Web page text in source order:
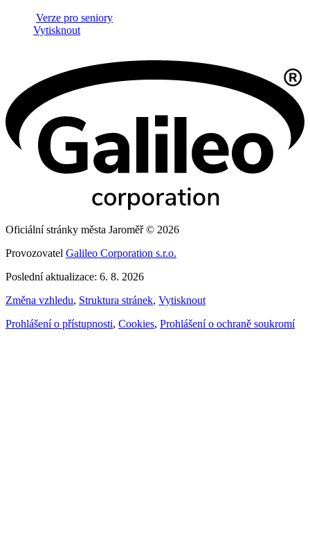
Verze pro seniory
Vytisknout
Oficiální stránky města Jaroměř © 2026
Provozovatel Galileo Corporation s.r.o.
Poslední aktualizace: 6. 8. 2026
Změna vzhledu, Struktura stránek, Vytisknout
Prohlášení o přístupnosti, Cookies, Prohlášení o ochraně soukromí